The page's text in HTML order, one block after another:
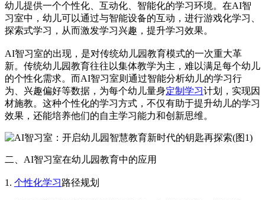
幼儿提供一个个性化、互动化、智能化的学习环境。在AI智
习室中，幼儿可以通过与智能设备的互动，进行游戏化学习、
探索式学习，从而激发学习兴趣，提升学习效果。
AI智习室的出现，是对传统幼儿园教育模式的一次重大革
新。传统幼儿园教育往往以集体教学为主，难以满足每个幼儿
的个性化需求。而AI智习室则通过智能分析幼儿的学习行
为、兴趣偏好等数据，为每个幼儿量身定制学习计划，实现因
材施教。这种个性化的学习方式，不仅有助于提升幼儿的学习
效果，还能培养他们的自主学习能力和创新思维。
二、AI智习室在幼儿园教育中的应用
1. 个性化学习路径规划